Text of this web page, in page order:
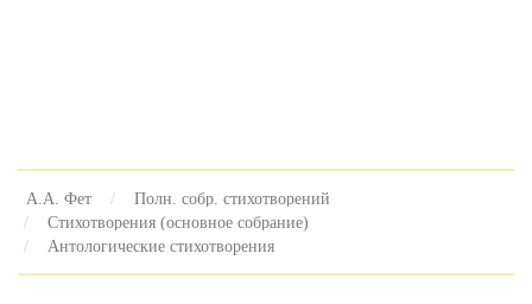
А.А. Фет
Полн. собр. стихотворений
Стихотворения (основное собрание)
Антологические стихотворения